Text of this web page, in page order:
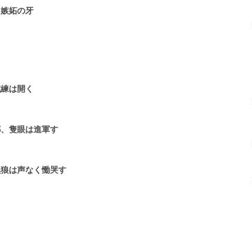
妬の牙
は開く
隻眼は進軍す
は声なく慟哭す